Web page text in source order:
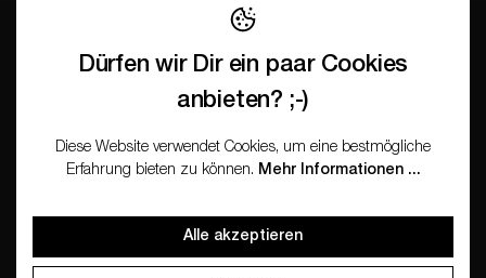
Informationen
INFORMATION
Dürfen wir Dir ein paar Cookies
anbieten? ;-)
Diese Website verwendet Cookies, um eine bestmögliche
Erfahrung bieten zu können. Mehr Informationen ...
Alle akzeptieren